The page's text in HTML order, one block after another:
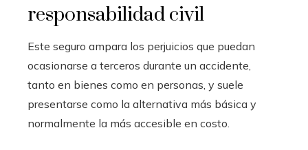
responsabilidad civil
Este seguro ampara los perjuicios que puedan
ocasionarse a terceros durante un accidente,
tanto en bienes como en personas, y suele
presentarse como la alternativa más básica y
normalmente la más accesible en costo.